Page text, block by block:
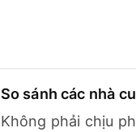
So sánh các nhà
Không phải chịu